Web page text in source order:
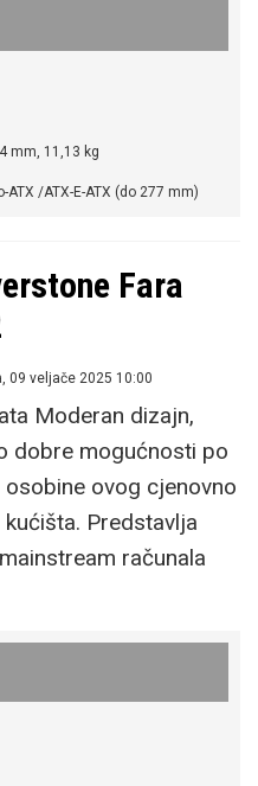
Cijena: 103,3 €
mm, 11,13 kg
/ATX-E-ATX (do 277 mm)
mogućnosti po pitanju
dobra podrška za ugradnju
ugradnje grafičke kartice
u odnosu na klasični midi
voljeli bismo vidjeti ugrađene
filtera za prašinu
Cijena: 147 €
Fara
09 veljače 2025 10:00
Moderan dizajn,
dobre mogućnosti po
ovog cjenovno
Predstavlja
računala